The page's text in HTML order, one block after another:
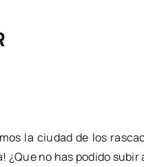
la ciudad de los
¿Que no has podido